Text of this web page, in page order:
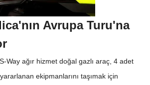
Avrupa Turu'na
Way ağır hizmet doğal gazlı araç, 4 adet
ekipmanlarını taşımak için